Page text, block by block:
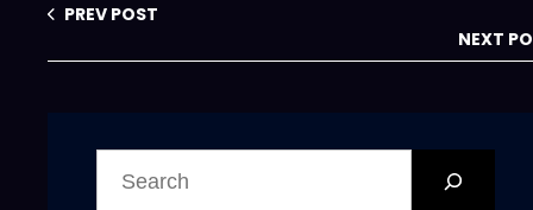
PREV POST
NEXT